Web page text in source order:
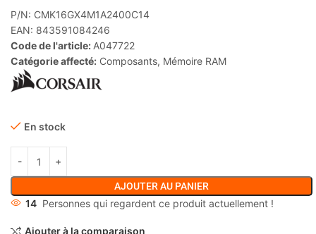
P/N: CMK16GX4M1A2400C14
EAN: 843591084246
Code de l'article: A047722
Catégorie affecté: Composants, Mémoire RAM
En stock
AJOUTER AU PANIER
14 Personnes qui regardent ce produit actuellement !
Ajouter à la comparaison